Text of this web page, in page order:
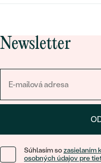
Newsletter
Súhlasím sozasielaním
osobných údajov pre